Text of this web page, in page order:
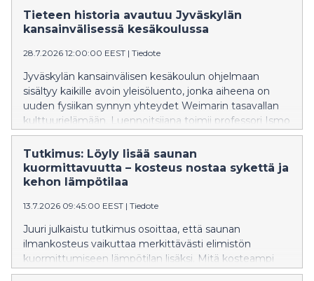
Tieteen historia avautuu Jyväskylän
kansainvälisessä kesäkoulussa
28.7.2026 12:00:00 EEST | Tiedote
Jyväskylän kansainvälisen kesäkoulun ohjelmaan
sisältyy kaikille avoin yleisöluento, jonka aiheena on
uuden fysiikan synnyn yhteydet Weimarin tasavallan
kulttuurielämään. Luennoitsijana toimii professori Ismo
Koponen Helsingin yliopistosta.
Tutkimus: Löyly lisää saunan
kuormittavuutta – kosteus nostaa sykettä ja
kehon lämpötilaa
13.7.2026 09:45:00 EEST | Tiedote
Juuri julkaistu tutkimus osoittaa, että saunan
ilmankosteus vaikuttaa merkittävästi elimistön
kuormittumiseen lämpötilan lisäksi. Mitä kosteampi
sauna on, sitä voimakkaammin syke ja kehon lämpötila